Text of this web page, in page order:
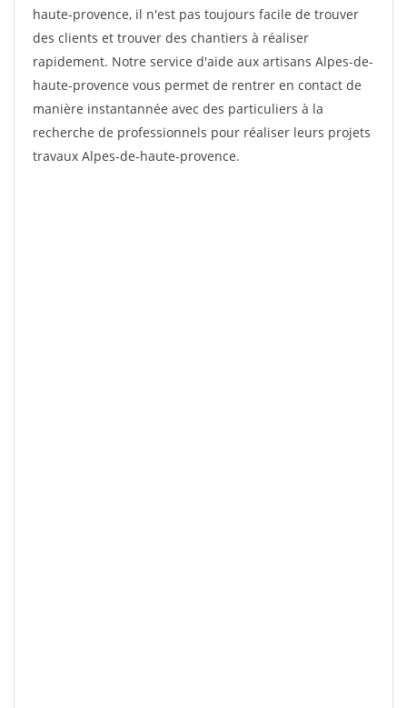
haute-provence, il n'est pas toujours facile de trouver
des clients et trouver des chantiers à réaliser
rapidement. Notre service d'aide aux artisans Alpes-de-
haute-provence vous permet de rentrer en contact de
manière instantannée avec des particuliers à la
recherche de professionnels pour réaliser leurs projets
travaux Alpes-de-haute-provence.